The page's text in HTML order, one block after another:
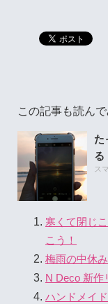
この記事も読ん
た
る
ス
寒くて閉じ
こう！
梅雨の中休
N Deco 新
ハンドメイ